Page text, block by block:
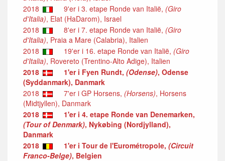
2018
9'er i 3. etape Ronde van Italië, (Giro
d'Italia), Elat (HaDarom), Israel
2018
8'er i 7. etape Ronde van Italië, (Giro
d'Italia), Praia a Mare (Calabria), Italien
2018
19'er i 16. etape Ronde van Italië, (Giro
d'Italia), Rovereto (Trentino-Alto Adige), Italien
2018
1'er i Fyen Rundt, (Odense), Odense
(Syddanmark), Danmark
2018
7'er i GP Horsens, (Horsens), Horsens
(Midtjyllen), Danmark
2018
1'er i 4. etape Ronde van Denemarken,
(Tour of Denmark), Nykøbing (Nordjylland),
Danmark
2018
1'er i Tour de l'Eurométropole, (Circuit
Franco-Belge), Belgien